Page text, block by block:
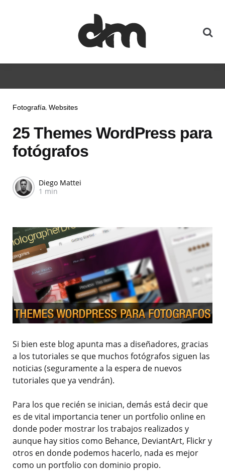
Fotografía Websites
25 Themes WordPress para
fotógrafos
Diego Mattei
1 min
Si bien este blog apunta mas a diseñadores, gracias
a los tutoriales se que muchos fotógrafos siguen las
noticias (seguramente a la espera de nuevos
tutoriales que ya vendrán).
Para los que recién se inician, demás está decir que
es de vital importancia tener un portfolio online en
donde poder mostrar los trabajos realizados y
aunque hay sitios como Behance, DeviantArt, Flickr y
otros en donde podemos hacerlo, nada es mejor
como un portfolio con dominio propio.